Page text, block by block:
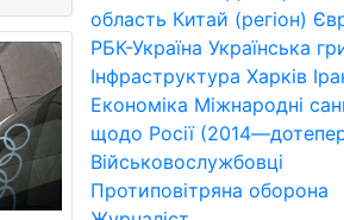
область Китай (регіон)
РБК-Україна Українська
Інфраструктура Харків
Економіка Міжнародні
щодо Росії
Військовослужбовці
Протиповітряна оборона